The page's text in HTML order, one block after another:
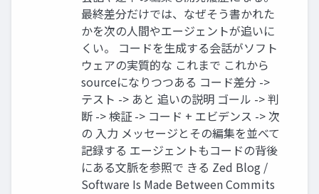
最終差分だけでは、なぜそう書かれた
かを次の人間やエージェントが追いに
くい。 コードを生成する会話がソフト
ウェアの実質的な これまで これから
sourceになりつつある コード差分 ->
テスト -> あと 追いの説明 ゴール -> 判
断 -> 検証 -> コード + エビデンス -> 次
の 入力 メッセージとその編集を並べて
記録する エージェントもコードの背後
にある文脈を参照で きる Zed Blog /
Software Is Made Between Commits